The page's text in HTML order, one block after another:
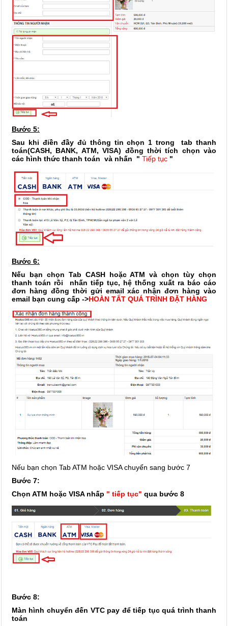
Bước 5:
Sau khi điền đầy đủ thông tin chọn 1 trong tab thanh
toán(CASH, BANK, ATM, VISA) đồng thời tích chọn vào
các hình thức thanh toán và nhấn
" Tiếp tục "
Bước 6:
Nếu bạn chọn Tab CASH hoặc ATM và chọn tùy chọn
thanh toán rồi nhấn tiếp tục, hệ thống xuất ra báo cáo
đơn hàng đồng thời gửi email xác nhận đơn hàng vào
email bạn cung cấp ->HOÀN TẤT QUÁ TRÌNH ĐẶT HÀNG
Nếu bạn chọn Tab ATM hoặc VISA chuyển sang bước 7
Bước 7:
Chọn ATM hoặc VISA nhấp " tiếp tục" qua bước 8
Bước 8:
Màn hình chuyển đến VTC pay để tiếp tục quá trình thanh
toán